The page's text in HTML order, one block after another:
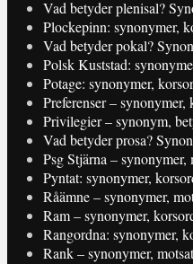
Vad betyder plenisal?
Plockepinn: synonymer,
Vad betyder pokal?
Polsk Kuststad:
Potage: synonymer,
Preferenser –
Privilegier – synonym,
Vad betyder prosa?
Psg Stjärna –
Pyntat: synonymer,
Råämne – synonymer,
Ram – synonymer,
Rangordna: synonymer,
Rank – synonymer,